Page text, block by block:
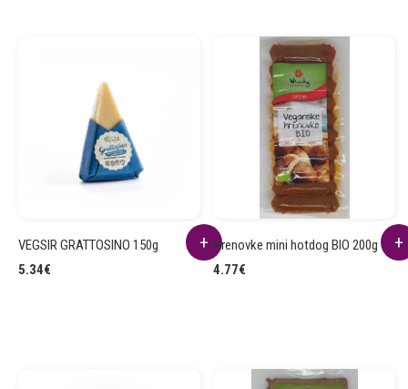
VEGSIR GRATTOSINO 150g
5.34€
Hrenovke mini hotdog BIO 200g
4.77€